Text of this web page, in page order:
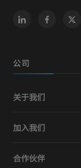
公司
关于我们
加入我们
合作伙伴